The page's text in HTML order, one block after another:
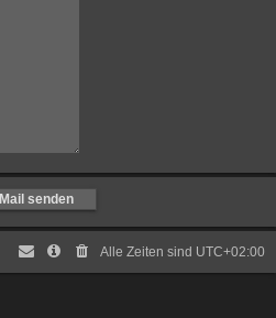
Alle Zeiten sind UTC+02:00